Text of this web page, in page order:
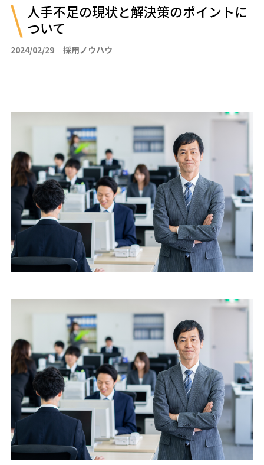
人手不足の現状と解決策のポイントに
ついて
2024/02/29 採用ノウハウ